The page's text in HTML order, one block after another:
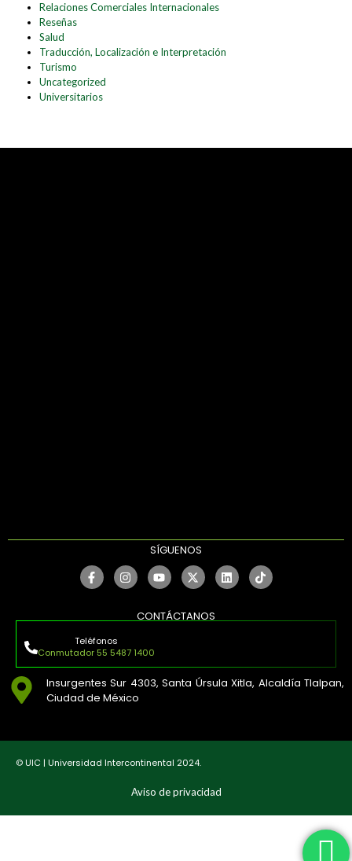
Relaciones Comerciales Internacionales
Reseñas
Salud
Traducción, Localización e Interpretación
Turismo
Uncategorized
Universitarios
SÍGUENOS
CONTÁCTANOS
Teléfonos
Conmutador 55 5487 1400
Insurgentes Sur 4303, Santa Úrsula Xitla, Alcaldía Tlalpan,
Ciudad de México
© UIC | Universidad Intercontinental 2024.
Aviso de privacidad